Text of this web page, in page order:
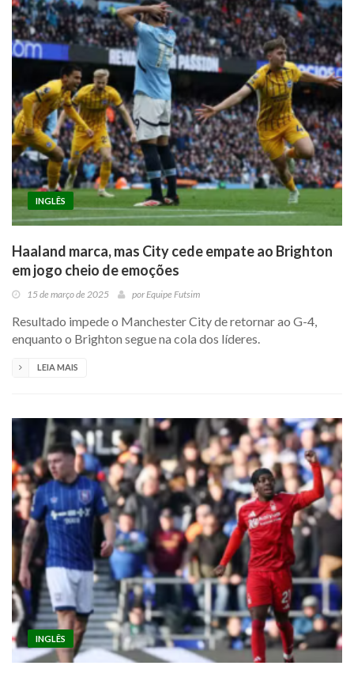
INGLÊS
Haaland marca, mas City cede empate ao Brighton
em jogo cheio de emoções
15 de março de 2025 por Equipe Futsim
Resultado impede o Manchester City de retornar ao G-4,
enquanto o Brighton segue na cola dos líderes.
LEIA MAIS
INGLÊS